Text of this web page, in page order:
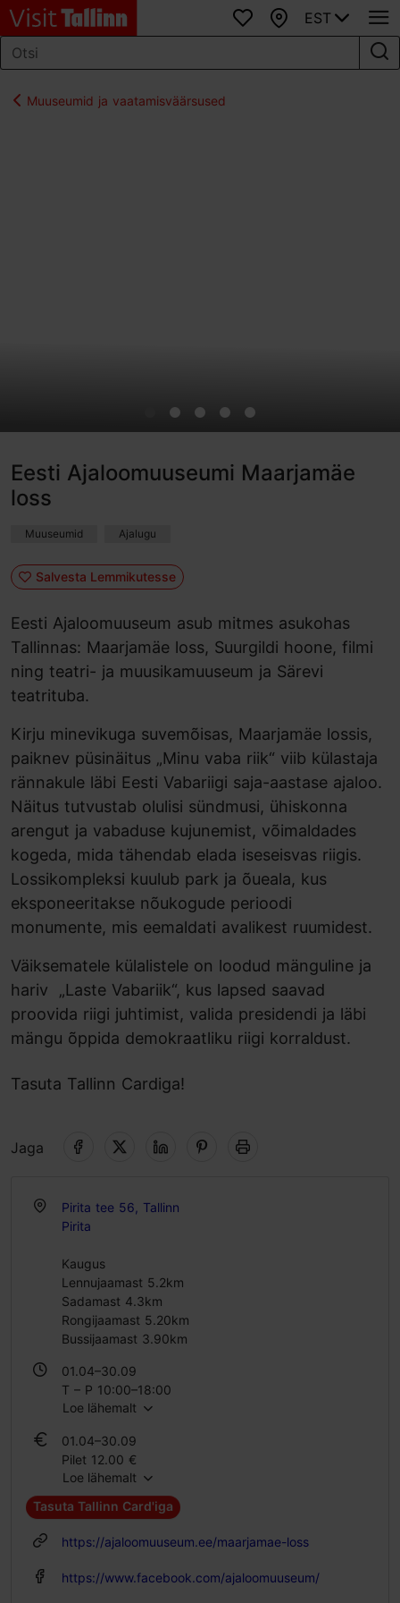
Lemmikud
Kaart
EST
Muuseumid ja vaatamisväärsused
Eesti Ajaloomuuseumi Maarjamäe
loss
Muuseumid Ajalugu
Salvesta Lemmikutesse
Eesti Ajaloomuuseum asub mitmes asukohas
Tallinnas: Maarjamäe loss, Suurgildi hoone, filmi
ning teatri- ja muusikamuuseum ja Särevi
teatrituba.
Kirju minevikuga suvemõisas, Maarjamäe lossis,
paiknev püsinäitus „Minu vaba riik“ viib külastaja
rännakule läbi Eesti Vabariigi saja-aastase ajaloo.
Näitus tutvustab olulisi sündmusi, ühiskonna
arengut ja vabaduse kujunemist, võimaldades
kogeda, mida tähendab elada iseseisvas riigis.
Lossikompleksi kuulub park ja õueala, kus
eksponeeritakse nõukogude perioodi
monumente, mis eemaldati avalikest ruumidest.
Väiksematele külalistele on loodud mänguline ja
hariv „Laste Vabariik“, kus lapsed saavad
proovida riigi juhtimist, valida presidendi ja läbi
mängu õppida demokraatliku riigi korraldust.
Tasuta Tallinn Cardiga!
Jaga
Pirita tee 56, Tallinn
Pirita
Kaugus
Lennujaamast 5.2km
Sadamast 4.3km
Rongijaamast 5.20km
Bussijaamast 3.90km
01.04–30.09
T – P 10:00–18:00
K – P 10:00–18:00
Loe lähemalt
01.04–30.09
Pilet 12.00 €
Õpilase pilet 9.00 €
Perepilet 24.00 €
01.10–31.03
Pilet 12.00 €
Õpilase pilet 9.00 €
Loe lähemalt
Tasuta Tallinn Card'iga
https://ajaloomuuseum.ee/maarjamae-loss
https://www.facebook.com/ajaloomuuseum/